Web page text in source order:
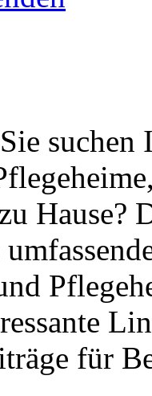
Sie suchen
Hause?
für